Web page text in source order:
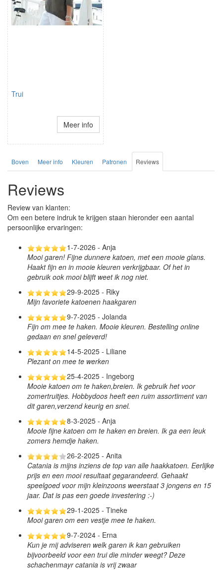
Trui
Meer info
Boven Meer info Kleuren Patronen Reviews
Reviews
Review van klanten:
Om een betere indruk te krijgen staan hieronder een aantal
persoonlijke ervaringen:
1-7-2026 - Anja
Mooi garen! Fijne dunnere katoen, met een mooie glans.
Haakt fijn en in mooie kleuren verkrijgbaar. Of het in
gebruik ook mooi blijft weet ik nog niet.
29-9-2025 - Riky
Mijn favoriete katoenen haakgaren
9-7-2025 - Jolanda
Fijn om mee te haken. Mooie kleuren. Bestelling online
gedaan en snel geleverd!
14-5-2025 - Liliane
Plezant on mee te werken
25-4-2025 - Ingeborg
Mooie katoen om te haken,breien. Ik gebruik het voor
zomertruitjes. Hobbydoos heeft een ruim assortiment van
dit garen,verzend keurig en snel.
8-3-2025 - Anja
Mooie fijne katoen om te haken en breien. Ik ga een leuk
zomers hemdje haken.
26-2-2025 - Anita
Catania is mijns inziens de top van alle haakkatoen. Eerlijke
prijs en een mooi resultaat gegarandeerd. Gehaakt
speelgoed voor mijn kleinzoons weerstaat 3 jongens en 15
jaar. Dat is pas een goede investering :-)
29-1-2025 - Tineke
Mooi garen om een vestje mee te haken.
9-7-2024 - Erna
Kun je mij adviseren welk garen ik kan gebruiken
bijvoorbeeld voor een trui die minder weegt? Deze
schachenmayr catania is vrij zwaar